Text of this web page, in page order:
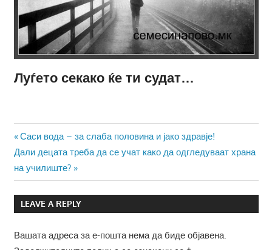
Луѓето секако ќе ти судат…
Навигација
на
напис
Previous
Post:
Саси вода – за слаба половина и јако здравје!
Next
Post:
Дали децата треба да се учат како да одгледуваат храна
на училиште?
LEAVE A REPLY
Вашата адреса за е-пошта нема да биде објавена.